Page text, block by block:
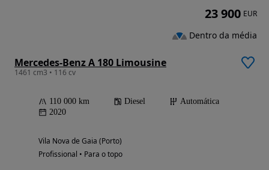
Mercedes-Benz A 180 Limousine
1461 cm3 • 116 cv
110 000 km Diesel
Automática
2020
Vila Nova de Gaia (Porto)
Profissional • Para o topo
23 900 EUR
Dentro da média